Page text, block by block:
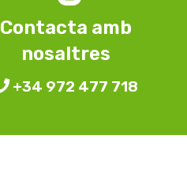
Contacta amb
nosaltres
+34 972 477 718